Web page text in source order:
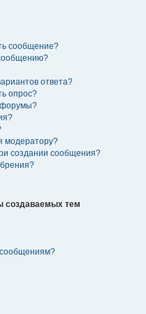
сообщение?
ответа?
опрос?
форумы?
модератору?
создании сообщения?
создаваемых тем
сообщениям?